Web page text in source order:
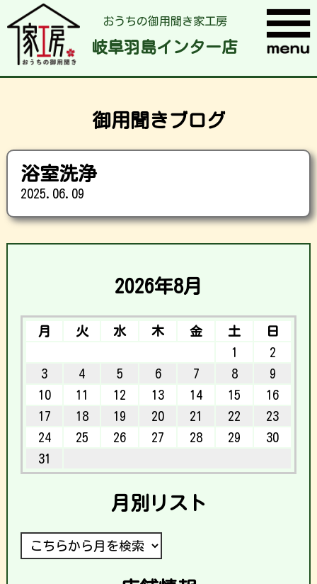
おうちの御用聞き家工房
岐阜羽島インター店
御用聞きブログ
浴室洗浄
2025.06.09
2026年8月
月 火 水 木 金 土
日
1
2
3
4 5 6 7 8
9
10
11 12 13 14 15
16
17
18 19 20 21 22
23
24
25 26 27 28 29
30
31
月別リスト